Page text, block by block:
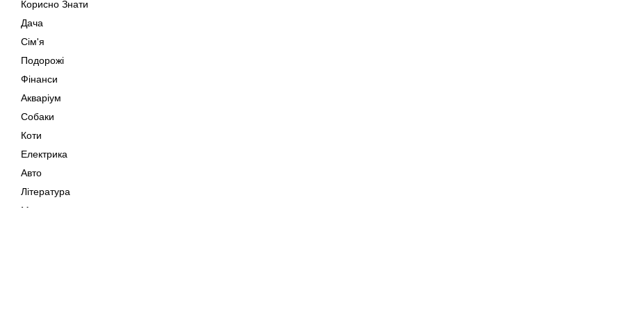
Корисно Знати
Дача
Сім'я
Подорожі
Фінанси
Акваріум
Собаки
Коти
Електрика
Авто
Література
Музика